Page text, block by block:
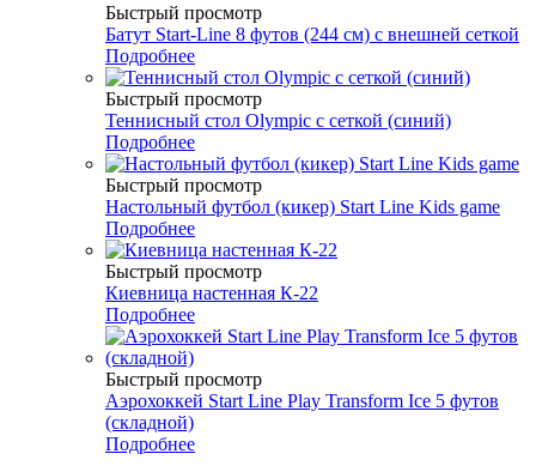
Быстрый просмотр
Батут Start-Line 8 футов (244 см) с внешней сеткой
Подробнее
Быстрый просмотр
Теннисный стол Olympic с сеткой (синий)
Подробнее
Быстрый просмотр
Настольный футбол (кикер) Start Line Kids game
Подробнее
Быстрый просмотр
Киевница настенная К-22
Подробнее
Быстрый просмотр
Аэрохоккей Start Line Play Transform Ice 5 футов
(складной)
Подробнее